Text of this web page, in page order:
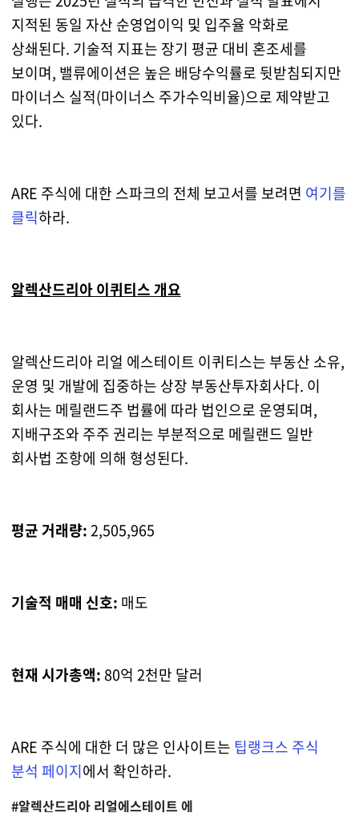
지적된 동일 자산 순영업이익 및 입주율 악화로
상쇄된다. 기술적 지표는 장기 평균 대비 혼조세를
보이며, 밸류에이션은 높은 배당수익률로 뒷받침되지만
마이너스 실적(마이너스 주가수익비율)으로 제약받고
있다.
ARE 주식에 대한 스파크의 전체 보고서를 보려면 여기를
클릭하라.
알렉산드리아 이퀴티스 개요
알렉산드리아 리얼 에스테이트 이퀴티스는 부동산 소유,
운영 및 개발에 집중하는 상장 부동산투자회사다. 이
회사는 메릴랜드주 법률에 따라 법인으로 운영되며,
지배구조와 주주 권리는 부분적으로 메릴랜드 일반
회사법 조항에 의해 형성된다.
평균 거래량:2,505,965
기술적 매매 신호: 매도
현재 시가총액:80억 2천만 달러
ARE 주식에 대한 더 많은 인사이트는 팁랭크스 주식
분석 페이지에서 확인하라.
#알렉산드리아 리얼에스테이트 에